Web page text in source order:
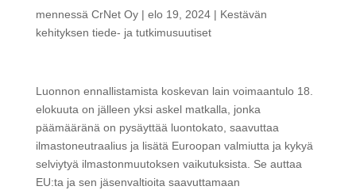
mennessä CrNet Oy| elo 19, 2024| Kestävän
kehityksen tiede- ja tutkimusuutiset
Luonnon ennallistamista koskevan lain voimaantulo 18.
elokuuta on jälleen yksi askel matkalla, jonka
päämääränä on pysäyttää luontokato, saavuttaa
ilmastoneutraalius ja lisätä Euroopan valmiutta ja kykyä
selviytyä ilmastonmuutoksen vaikutuksista. Se auttaa
EU:ta ja sen jäsenvaltioita saavuttamaan